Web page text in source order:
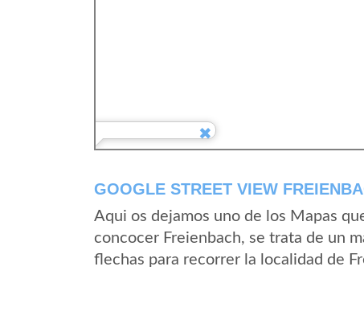
GOOGLE STREET VIEW
Aqui os dejamos uno de los Mapas
concocer Freienbach, se trata de un
flechas para recorrer la localidad de